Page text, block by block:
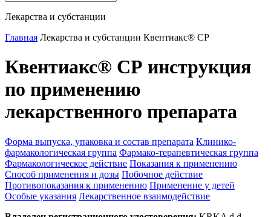
Лекарства и субстанции
Главная Лекарства и субстанции Квентиакс® СР
Квентиакс® СР инструкция
по применению
лекарственного препарата
Форма выпуска, упаковка и состав препарата Клинико-
фармакологическая группа Фармако-терапевтическая группа
Фармакологическое действие Показания к применению
Способ применения и дозы Побочное действие
Противопоказания к применению Применение у детей
Особые указания Лекарственное взаимодействие